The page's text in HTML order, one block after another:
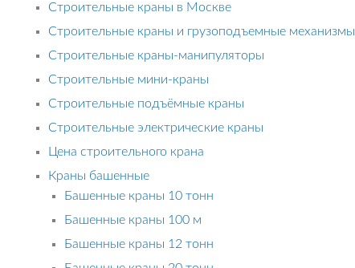
Строительные краны в Москве
Строительные краны и грузоподъемные механизмы
Строительные краны-манипуляторы
Строительные мини-краны
Строительные подъёмные краны
Строительные электрические краны
Цена строительного крана
Краны башенные
Башенные краны 10 тонн
Башенные краны 100 м
Башенные краны 12 тонн